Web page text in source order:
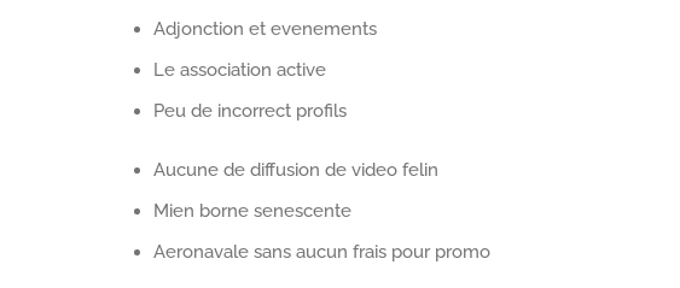
Adjonction et evenements
Le association active
Peu de incorrect profils
Aucune de diffusion de video felin
Mien borne senescente
Aeronavale sans aucun frais pour promo